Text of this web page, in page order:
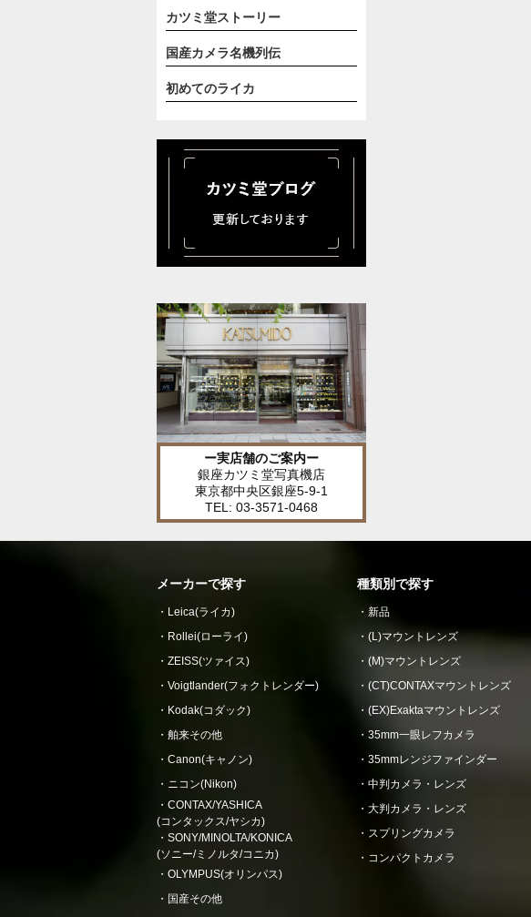
カツミ堂ストーリー
国産カメラ名機列伝
初めてのライカ
ー実店舗のご案内ー
銀座カツミ堂写真機店
東京都中央区銀座5-9-1
TEL: 03-3571-0468
メーカーで探す
Leica(ライカ)
Rollei(ローライ)
ZEISS(ツァイス)
Voigtlander(フォクトレンダー)
Kodak(コダック)
舶来その他
Canon(キャノン)
ニコン(Nikon)
CONTAX/YASHICA
(コンタックス/ヤシカ)
SONY/MINOLTA/KONICA
(ソニー/ミノルタ/コニカ)
OLYMPUS(オリンパス)
国産その他
種類別で探す
新品
(L)マウントレンズ
(M)マウントレンズ
(CT)CONTAXマウントレンズ
(EX)Exaktaマウントレンズ
35mm一眼レフカメラ
35mmレンジファインダー
中判カメラ・レンズ
大判カメラ・レンズ
スプリングカメラ
コンパクトカメラ